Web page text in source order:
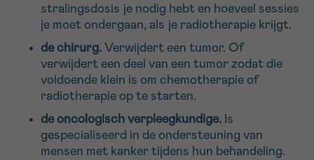
stralingsdosis je nodig hebt en hoeveel sessies
je moet ondergaan, als je radiotherapie krijgt.
de chirurg. Verwijdert een tumor. Of
verwijdert een deel van een tumor zodat die
voldoende klein is om chemotherapie of
radiotherapie op te starten.
de oncologisch verpleegkundige. Is
gespecialiseerd in de ondersteuning van
mensen met kanker tijdens hun behandeling.